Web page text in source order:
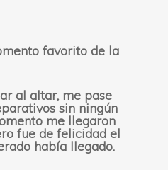
favorito de la
al altar, me pase
sin ningún
me llegaron
fue de felicidad el
había llegado.